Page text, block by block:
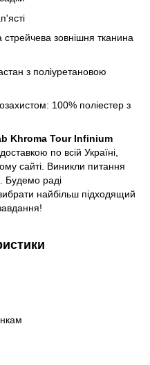
зовнішня тканина
з поліуретановою
100% поліестер з
Khroma Tour Infinium
по всій Україні,
сайті. Виникли питання
Будемо раді
найбільш підходящий